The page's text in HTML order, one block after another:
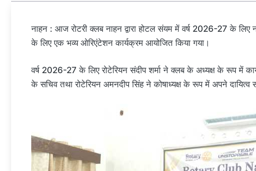
नाहन : आज रोटरी क्लब नाहन द्वारा होटल संयम में वर्ष 2026-27 के लिए
के लिए एक भव्य ओरिएंटेशन कार्यक्रम आयोजित किया गया।
वर्ष 2026-27 के लिए रोटेरियन संदीप शर्मा ने क्लब के अध्यक्ष के रूप में
के सचिव तथा रोटेरियन अमनदीप सिंह ने कोषाध्यक्ष के रूप में अपने दायित्व